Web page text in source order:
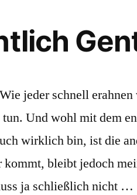
jeder schnell erahnen
Und wohl mit dem
wirklich bin, ist die
bleibt jedoch
ja schließlich nicht …